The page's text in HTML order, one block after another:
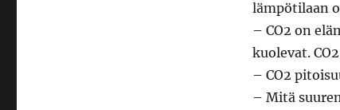
lämpötilaan
– CO2 on
kuolevat.
– CO2
– Mitä